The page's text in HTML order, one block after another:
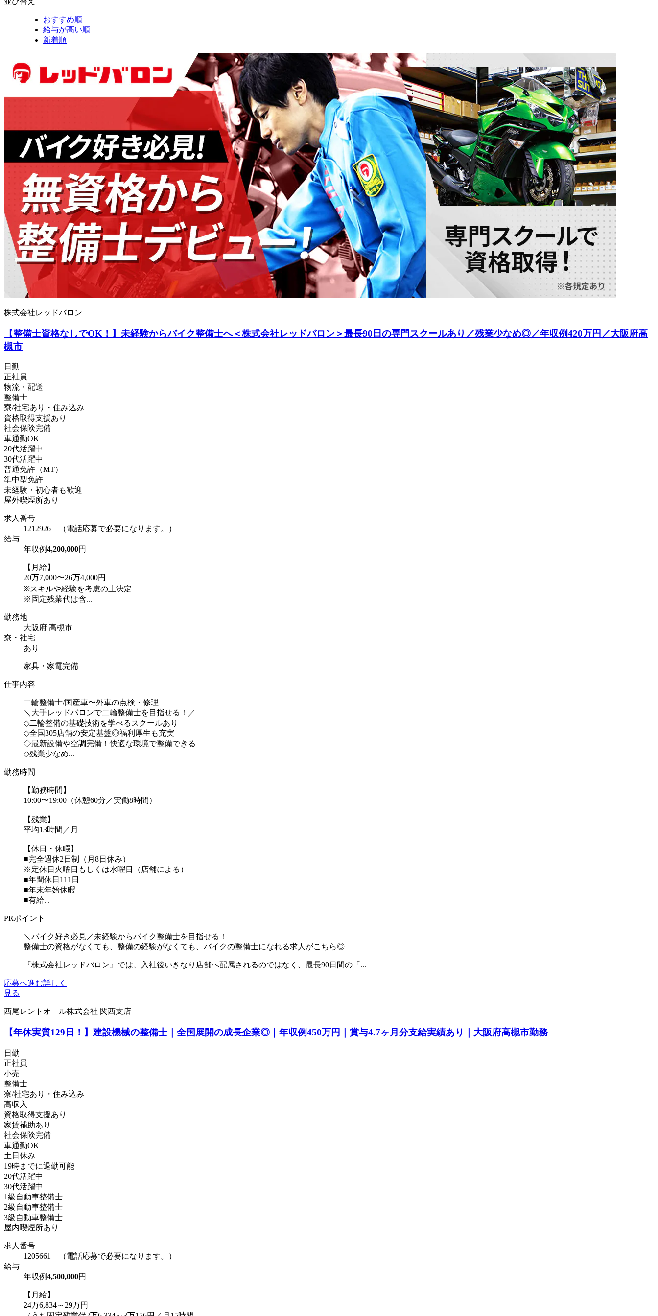
おすすめ順
給与が高い順
新着順
株式会社レッドバロン
【整備士資格なしでOK！】未経験からバイク整備士へ＜株式会社レッドバロン＞最長90日の専門スクールあり／残業少なめ◎／年収例420万円／大阪府高
槻市
日勤
正社員
物流・配送
整備士
寮/社宅あり・住み込み
資格取得支援あり
社会保険完備
車通勤OK
20代活躍中
30代活躍中
普通免許（MT）
準中型免許
未経験・初心者も歓迎
屋外喫煙所あり
求人番号
1212926 （電話応募で必要になります。）
給与
年収例4,200,000円
【月給】
20万7,000〜26万4,000円
※スキルや経験を考慮の上決定
※固定残業代は含...
勤務地
大阪府 高槻市
寮・社宅
あり
家具・家電完備
仕事内容
二輪整備士/国産車〜外車の点検・修理
＼大手レッドバロンで二輪整備士を目指せる！／
◇二輪整備の基礎技術を学べるスクールあり
◇全国305店舗の安定基盤◎福利厚生も充実
◇最新設備や空調完備！快適な環境で整備できる
◇残業少なめ...
勤務時間
【勤務時間】
10:00〜19:00（休憩60分／実働8時間）
【残業】
平均13時間／月
【休日・休暇】
■完全週休2日制（月8日休み）
※定休日火曜日もしくは水曜日（店舗による）
■年間休日111日
■年末年始休暇
■有給...
PRポイント
＼バイク好き必見／未経験からバイク整備士を目指せる！
整備士の資格がなくても、整備の経験がなくても、バイクの整備士になれる求人がこちら◎
『株式会社レッドバロン』では、入社後いきなり店舗へ配属されるのではなく、最長90日間の「...
応募へ進む詳しく
見る
西尾レントオール株式会社 関西支店
【年休実質129日！】建設機械の整備士｜全国展開の成長企業◎｜年収例450万円｜賞与4.7ヶ月分支給実績あり｜大阪府高槻市勤務
日勤
正社員
小売
整備士
寮/社宅あり・住み込み
高収入
資格取得支援あり
家賃補助あり
社会保険完備
車通勤OK
土日休み
19時までに退勤可能
20代活躍中
30代活躍中
1級自動車整備士
2級自動車整備士
3級自動車整備士
屋内喫煙所あり
求人番号
1205661 （電話応募で必要になります。）
給与
年収例4,500,000円
【月給】
24万6,834～29万円